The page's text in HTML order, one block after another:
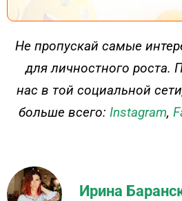
ДЕЙСТВУЙ
Не пропускай самые
для личностного роста.
нас в той социальной
больше всего: Instagram,
Ирина